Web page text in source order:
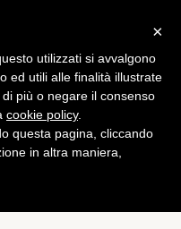
×
utilizzati si avvalgono
ed utili alle finalità illustrate
più o negare il consenso
cookie policy.
questa pagina, cliccando
in altra maniera,